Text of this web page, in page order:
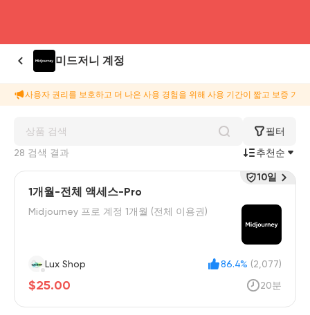
미드저니 계정
사용자 권리를 보호하고 더 나은 사용 경험을 위해 사용 기간이 짧고 보증 기
필터
28 검색 결과
추천순
1개월-전체 액세스-Pro
Midjourney 프로 계정 1개월 (전체 이용권)
Lux Shop 86.4% (2,077)
$25.00 20분
10일